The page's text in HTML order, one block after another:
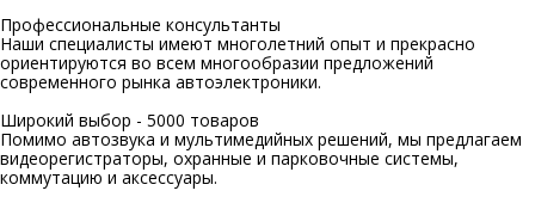
Профессиональные консультанты
Наши специалисты имеют многолетний опыт и прекрасно
ориентируются во всем многообразии предложений
современного рынка автоэлектроники.
Широкий выбор - 5000 товаров
Помимо автозвука и мультимедийных решений, мы предлагаем
видеорегистраторы, охранные и парковочные системы,
коммутацию и аксессуары.